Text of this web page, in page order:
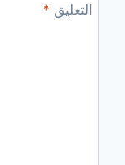
التعليق *